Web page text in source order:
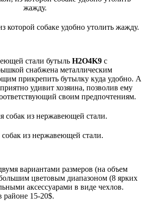
которой собаке удобно утолить жажду.
стали бутыль H2O4K9 с
снабжена металлическим
прикрепить бутылку куда удобно. А
удивит хозяина, позволив ему
своим предпочтениям.
собак из нержавеющей стали.
вариантами размеров (на объем
цветовым диапазоном (8 ярких
аксессуарами в виде чехлов.
районе 15-20$.